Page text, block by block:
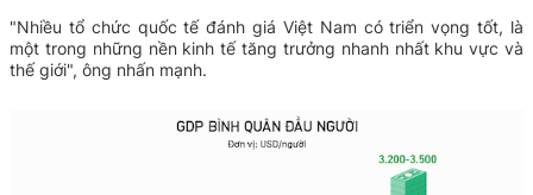
"Nhiều tổ chức quốc tế đánh giá Việt Nam có triển vọng tốt, là
một trong những nền kinh tế tăng trưởng nhanh nhất khu vực và
thế giới", ông nhấn mạnh.